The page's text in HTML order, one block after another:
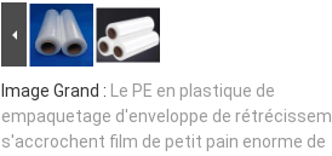
Image Grand : Le PE en plastique de
empaquetage d'enveloppe de
s'accrochent film de petit pain enorme de